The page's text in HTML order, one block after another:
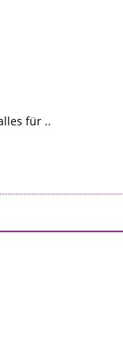
für ..